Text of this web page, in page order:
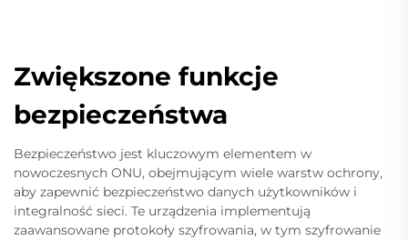
Zwiększone funkcje
bezpieczeństwa
Bezpieczeństwo jest kluczowym elementem w
nowoczesnych ONU, obejmującym wiele warstw ochrony,
aby zapewnić bezpieczeństwo danych użytkowników i
integralność sieci. Te urządzenia implementują
zaawansowane protokoły szyfrowania, w tym szyfrowanie